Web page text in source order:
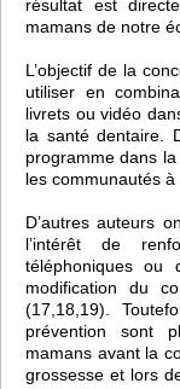
résultat est
mamans de notre
L’objectif de la
utiliser en
livrets ou vidéo
la santé dentaire.
programme dans
les communautés
D’autres auteurs
l’intérêt de
téléphoniques ou
modification du
(17,18,19).
prévention sont
mamans avant la
grossesse et lors